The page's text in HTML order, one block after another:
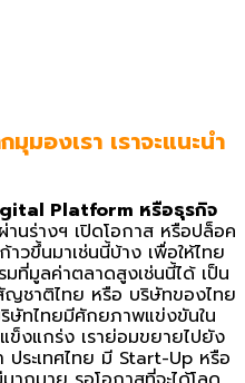
มุมองเรา เราจะแนะนำ
Platform หรือธุรกิจ
านร่างฯ เปิดโอกาส หรือปล็อค
วขึ้นมาเช่นนี้บ้าง เพื่อให้ไทย
มที่มูลค่าตลาดสูงเช่นนี้ได้ เป็น
ญชาติไทย หรือ บริษัทของไทย
ษัทไทยมีศักยภาพแข่งขันใน
ข็งแกร่ง เราย่อมขยายไปยัง
ประเทศไทย มี Start-Up หรือ